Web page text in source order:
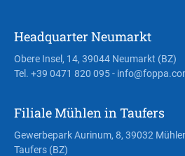
Headquarter Neumarkt
Obere Insel, 14, 39044 Neumarkt (BZ)
Tel. +39 0471 820 095-
Filiale Mühlen in Taufers
Gewerbepark Aurinum, 8, 39032
Taufers (BZ)